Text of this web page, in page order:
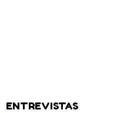
ENTREVISTAS